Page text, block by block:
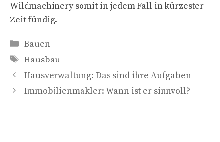
Wildmachinery somit in jedem Fall in kürzester
Zeit fündig.
Kategorien
Bauen
Schlagwörter
Hausbau
Hausverwaltung: Das sind ihre Aufgaben
Immobilienmakler: Wann ist er sinnvoll?